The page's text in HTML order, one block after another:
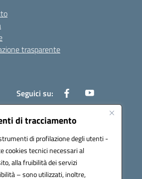
di tracciamento
di profilazione degli utenti -
cookies tecnici necessari al
alla fruibilità dei servizi
– sono utilizzati, inoltre,
trasparente
Seguici su: